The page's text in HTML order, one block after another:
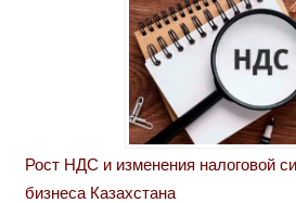
Рост НДС и изменения налоговой
бизнеса Казахстана